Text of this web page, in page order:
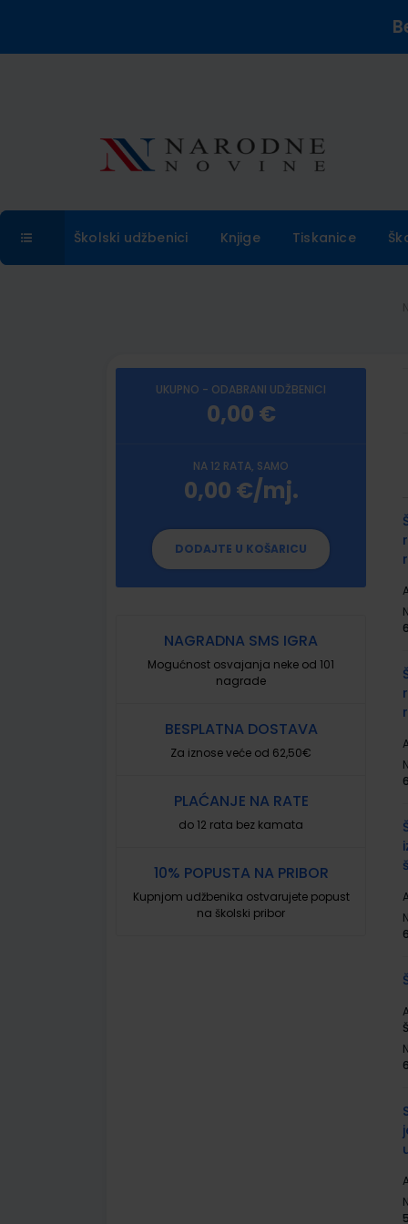
Školski udžbenici Knjige Tiskanice
UKUPNO - ODABRANI UDŽBENICI
0,00 €
NA 12 RATA, SAMO
0,00 €/mj.
DODAJTE U KOŠARICU
NAGRADNA SMS IGRA
Mogućnost osvajanja neke od 101
nagrade
BESPLATNA DOSTAVA
Za iznose veće od 62,50€
PLAĆANJE NA RATE
do 12 rata bez kamata
10% POPUSTA NA PRIBOR
Kupnjom udžbenika ostvarujete popust
na školski pribor